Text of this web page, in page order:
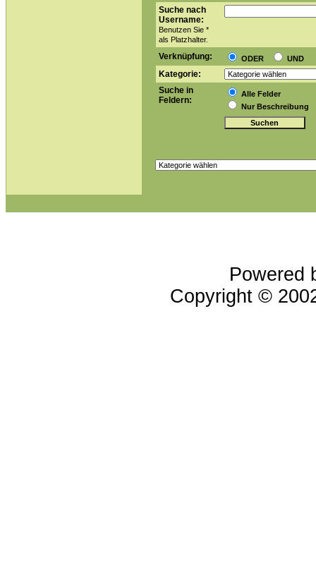
Suche nach
Username:
Benutzen Sie *
als Platzhalter.
Verknüpfung: ODER UND
Kategorie:
Suche in
Feldern:
Alle Felder
Nur Beschreibung
Powered
Copyright ©